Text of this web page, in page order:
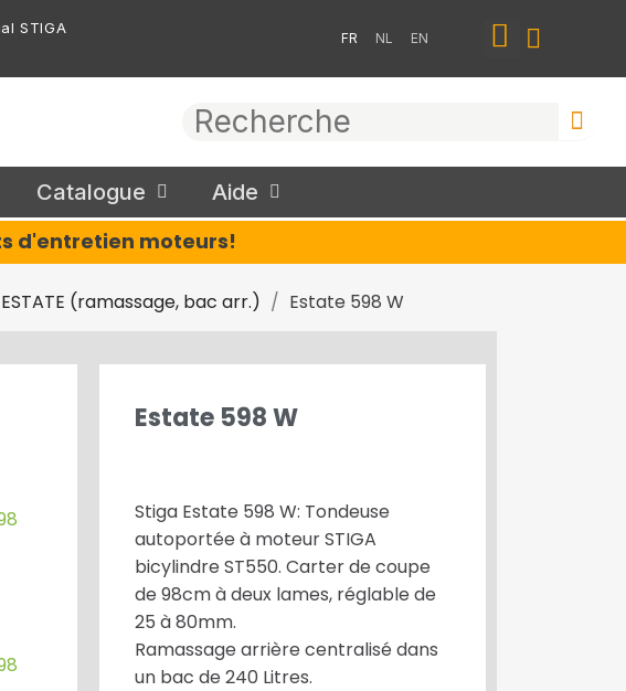
STIGA
FR NL EN
Catalogue Aide
d'entretien moteurs!
ESTATE (ramassage, bac arr.) Estate 598 W
Estate 598 W
Stiga Estate 598 W: Tondeuse
autoportée à moteur STIGA
bicylindre ST550. Carter de coupe
de 98cm à deux lames, réglable de
25 à 80mm.
Ramassage arrière centralisé dans
un bac de 240 Litres.